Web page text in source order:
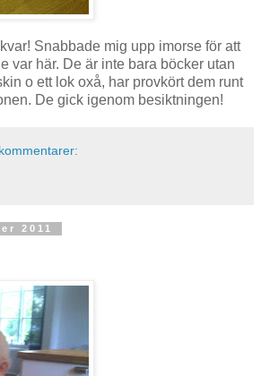
Snabbade mig upp imorse för att
var här. De är inte bara böcker utan
o ett lok oxå, har provkört dem runt
De gick igenom besiktningen!
2011